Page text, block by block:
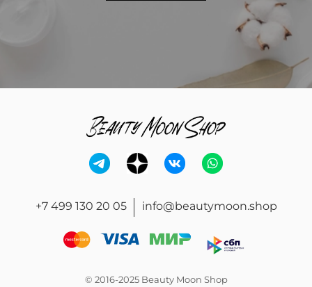
+7 499 130 20 05 info@beautymoon.shop
© 2016-2025 Beauty Moon Shop